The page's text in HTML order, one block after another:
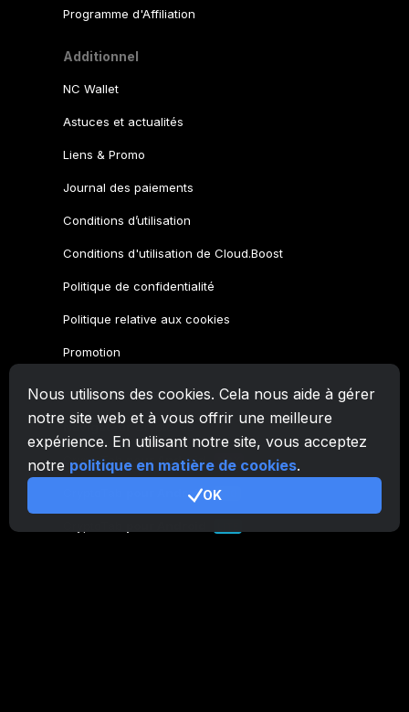
Nous utilisons des cookies. Cela nous aide à gérer
notre site web et à vous offrir une meilleure
expérience. En utilisant notre site, vous acceptez
notre politique en matière de cookies.
OK
Programme d'Affiliation
Additionnel
NC Wallet
Astuces et actualités
Liens & Promo
Journal des paiements
Conditions d’utilisation
Conditions d'utilisation de Cloud.Boost
Politique de confidentialité
Politique relative aux cookies
Promotion
Famille CryptoTab
Navigateur CryptoTab
CryptoTabpour Android MAX
pour Android PRO